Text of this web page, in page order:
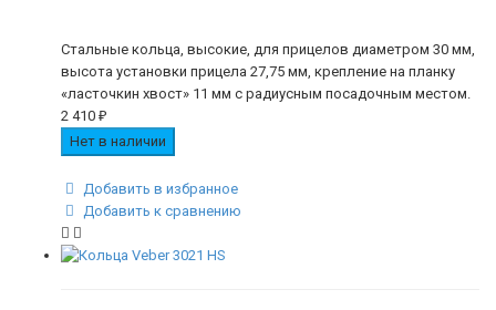
Cтальные кольца, высокие, для прицелов диаметром 30 мм,
высота установки прицела 27,75 мм, крепление на планку
«ласточкин хвост» 11 мм с радиусным посадочным местом.
2 410 ₽
Нет в наличии
Добавить в избранное
Добавить к сравнению